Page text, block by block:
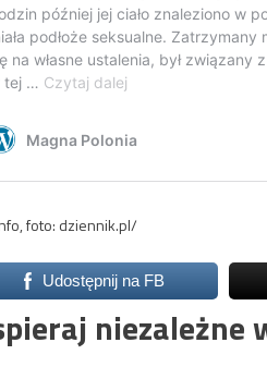
foto: dziennik.pl/
Udostępnij na FB
niezależne